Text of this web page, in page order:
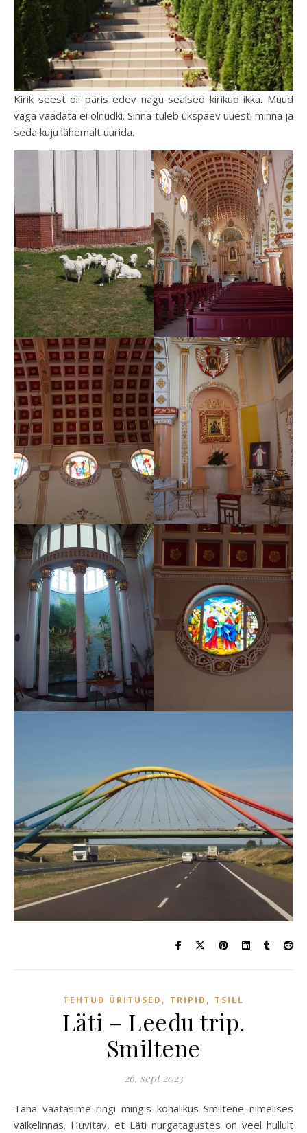
Kirik seest oli päris edev nagu sealsed kirikud ikka. Muud
väga vaadata ei olnudki. Sinna tuleb ükspäev uuesti minna ja
seda kuju lähemalt uurida.
TEHTUD ÜRITUSED , TRIPID , TSILL
Läti – Leedu trip.
Smiltene
26. sept 2023
Täna vaatasime ringi mingis kohalikus Smiltene nimelises
väikelinnas. Huvitav, et Läti nurgatagustes on veel hullult